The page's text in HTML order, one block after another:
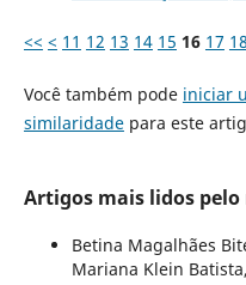
<< < 11 12 13 14 15 16 17 18
Você também pode iniciar
similaridadepara este
Artigos mais lidos
Betina Magalhães
Mariana Klein